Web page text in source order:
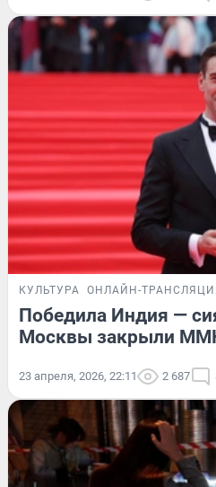
КУЛЬТУРА ОНЛАЙН-
Победила Индия —
Москвы закрыли
23 апреля, 2026, 22:11 2 687